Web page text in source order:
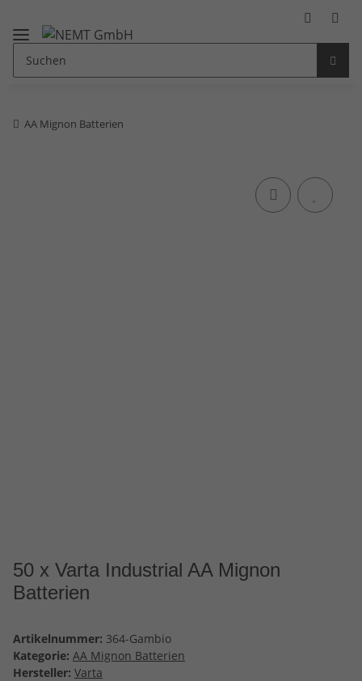
AA Mignon Batterien
50 x Varta Industrial AA Mignon
Batterien
Artikelnummer: 364-Gambio
Kategorie: AA Mignon Batterien
Hersteller: Varta